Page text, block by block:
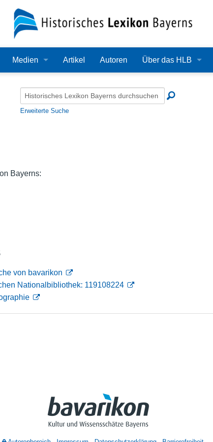
Medien
Audio
Alle Dateien
Artikel Autoren Über das HLB
Redaktion
Erweiterte Suche
Bayerns:
von bavarikon
Nationalbibliothek: 119108224